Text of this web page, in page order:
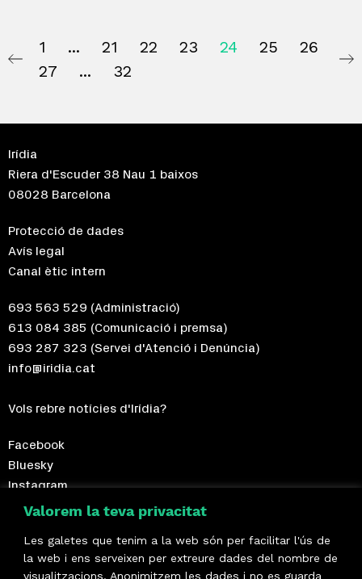
Valorem la teva privacitat
Les galetes que tenim a la web són per facilitar l'ús de
la web i ens serveixen per extreure dades del nombre de
visualitzacions. Anonimitzem les dades i no es guarda
1 21 22 23 24 25
26
27
32
Irídia
Riera d'Escuder 38 Nau 1 baixos
08028 Barcelona
Protecció de dades
Avís legal
Canal ètic intern
693 563 529 (Administració)
613 084 385 (Comunicació i premsa)
693 287 323 (Servei d'Atenció i Denúncia)
info@iridia.cat
Vols rebre notícies d'Irídia?
Facebook
Bluesky
Instagram
Telegram
Fes-te sòcia!